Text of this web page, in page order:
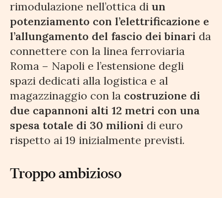
rimodulazione nell’ottica di un
potenziamento con l’elettrificazione e
l’allungamento del fascio dei binari da
connettere con la linea ferroviaria
Roma – Napoli e l’estensione degli
spazi dedicati alla logistica e al
magazzinaggio con la costruzione di
due capannoni alti 12 metri con una
spesa totale di 30 milioni di euro
rispetto ai 19 inizialmente previsti.
Troppo ambizioso